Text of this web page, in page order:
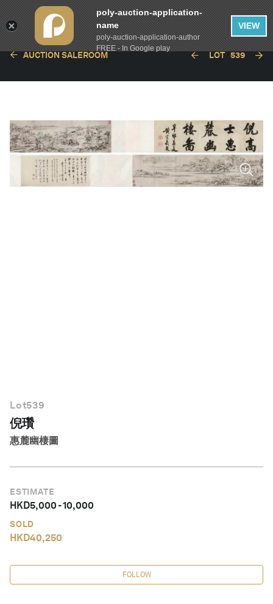
AUCTION SALEROOM LOT 539
Lot539
倪瓚
惠麓幽棲圖
ESTIMATE
HKD5,000-10,000
SOLD
HKD40,250
FOLLOW
poly-auction-application-
name
poly-auction-application-author
FREE - In Google play
VIEW